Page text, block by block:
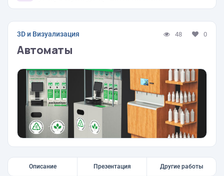
3D и Визуализация 48 0
Автоматы
Описание Презентация Другие работы